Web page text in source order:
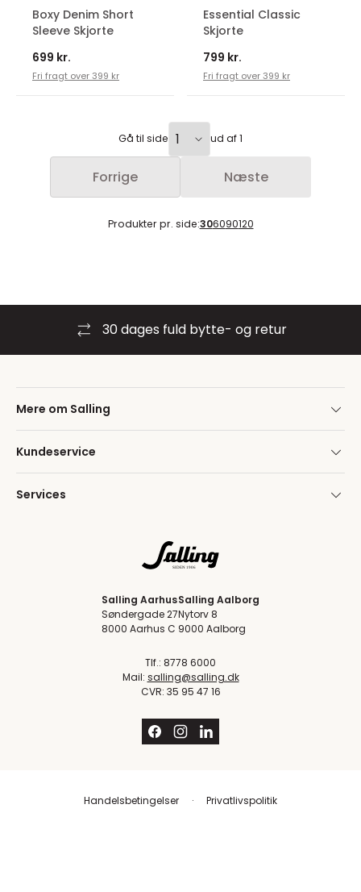
Boxy Denim Short
Sleeve Skjorte
699 kr.
Fri fragt over 399 kr
Essential Classic
Skjorte
799 kr.
Fri fragt over 399 kr
Gå til side ud af 1
Forrige Næste
Produkter pr. side:306090120
30 dages fuld bytte- og retur
Mere om Salling
Kundeservice
Services
Salling Aarhus
Søndergade 27
8000 Aarhus C
Salling Aalborg
Nytorv 8
9000 Aalborg
Tlf.: 8778 6000
Mail: salling@salling.dk
CVR: 35 95 47 16
Handelsbetingelser Privatlivspolitik